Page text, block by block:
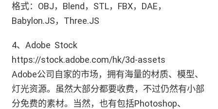
格式：OBJ，Blend，STL，FBX，DAE，
Babylon.JS，Three.JS
4、Adobe Stock
https://stock.adobe.com/hk/3d-assets
Adobe公司自家的市场，拥有海量的材质、模型、
灯光资源。虽然大部分都要收费，不过仍然有小部
分免费的素材。当然，也有包括Photoshop、